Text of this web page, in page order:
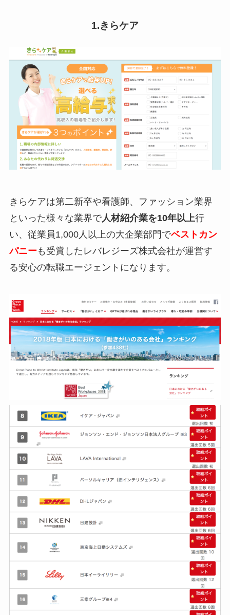
1.きらケア
きらケアは第二新卒や看護師、ファッション業界
といった様々な業界で人材紹介業を10年以上行
い、従業員1,000人以上の大企業部門でベストカン
パニーも受賞したレバレジーズ株式会社が運営す
る安心の転職エージェントになります。